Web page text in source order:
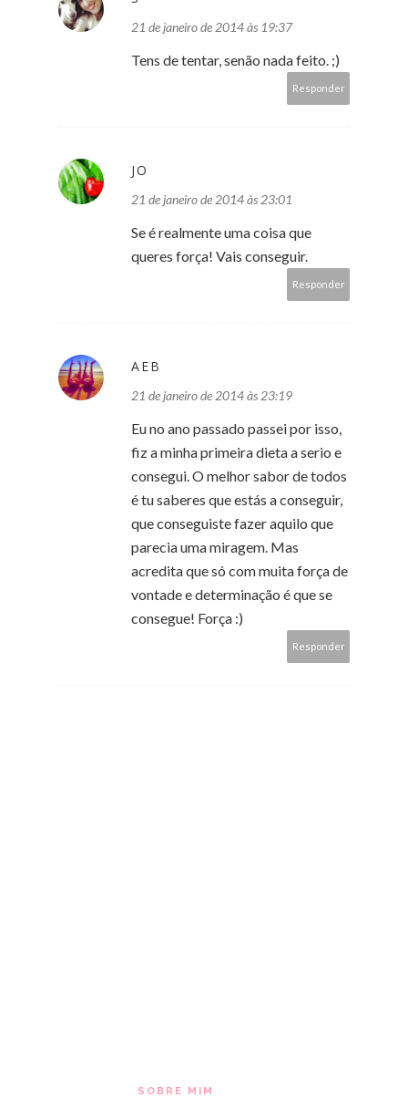
21 de janeiro de 2014 às 19:37
Tens de tentar, senão nada feito. ;)
Responder
JO
21 de janeiro de 2014 às 23:01
Se é realmente uma coisa que
queres força! Vais conseguir.
Responder
AEB
21 de janeiro de 2014 às 23:19
Eu no ano passado passei por isso,
fiz a minha primeira dieta a serio e
consegui. O melhor sabor de todos
é tu saberes que estás a conseguir,
que conseguiste fazer aquilo que
parecia uma miragem. Mas
acredita que só com muita força de
vontade e determinação é que se
consegue! Força :)
Responder
SOBRE MIM